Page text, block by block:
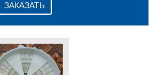
ЗАКАЗАТЬ